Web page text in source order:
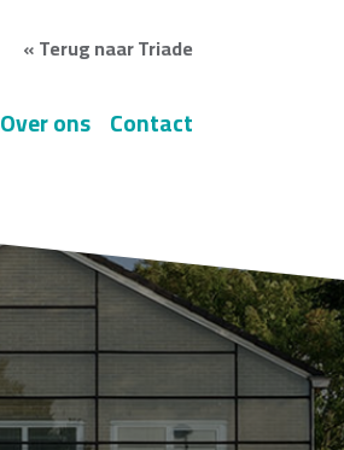
Over ons Contact
« Terug naar Triade